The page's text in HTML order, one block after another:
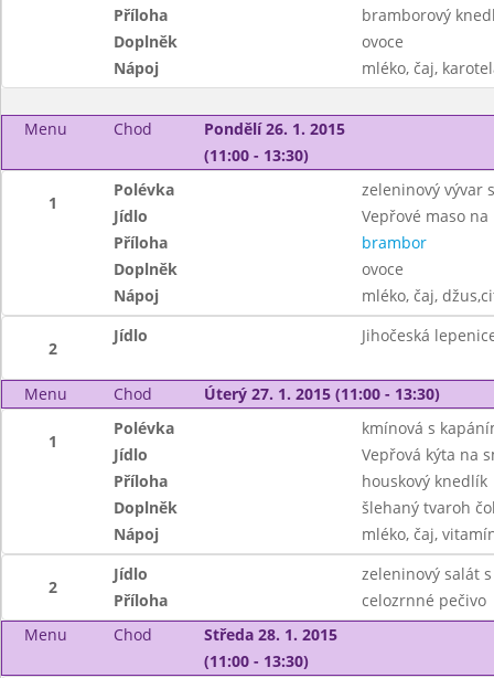
Příloha
bramborový
Doplněk
ovoce
Nápoj
mléko, čaj,
Menu Chod
Pondělí 26. 1. 2015
(11:00 - 13:30)
1
Polévka
zeleninový vývar
Jídlo
Vepřové maso na
Příloha
brambor
Doplněk
ovoce
Nápoj
mléko, čaj,
2
Jídlo Jihočeská
Menu Chod Úterý 27. 1. 2015 (11:00 - 13:30)
1
Polévka
kmínová s
Jídlo
Vepřová kýta na
Příloha
houskový knedlík
Doplněk
šlehaný tvaroh
Nápoj
mléko, čaj,
2
Jídlo
zeleninový salát
Příloha
celozrnné pečivo
Menu
Chod
Středa 28. 1. 2015
(11:00 - 13:30)